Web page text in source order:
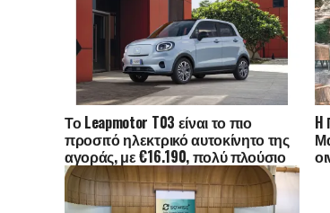
Το Leapmotor T03 είναι το πιο
προσιτό ηλεκτρικό αυτοκίνητο της
αγοράς, με €16.190, πολύ πλούσιο
εξοπλισμό και δωρεάν επιλογή
χρώματος
H